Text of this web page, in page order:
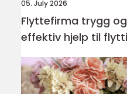
05. July 2026
Flyttefirma trygg og
effektiv hjelp til